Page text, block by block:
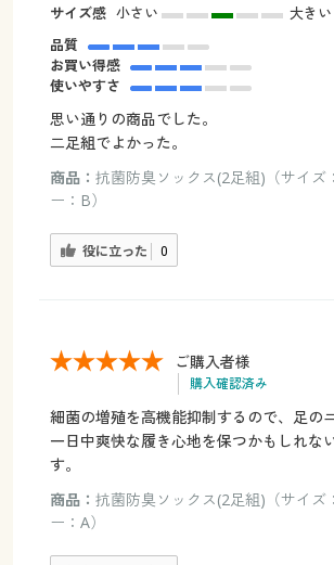
サイズ感 小さい
大きい
品質
お買い得感
使いやすさ
思い通りの商品でした。
二足組でよかった。
商品： 抗菌防臭ソックス(2足組)（サイズ
ー：B）
役に立った 0
ご購入者様
購入確認済み
細菌の増殖を高機能抑制するので、足の
一日中爽快な履き心地を保つかもしれな
す。
商品： 抗菌防臭ソックス(2足組)（サイズ
ー：A）